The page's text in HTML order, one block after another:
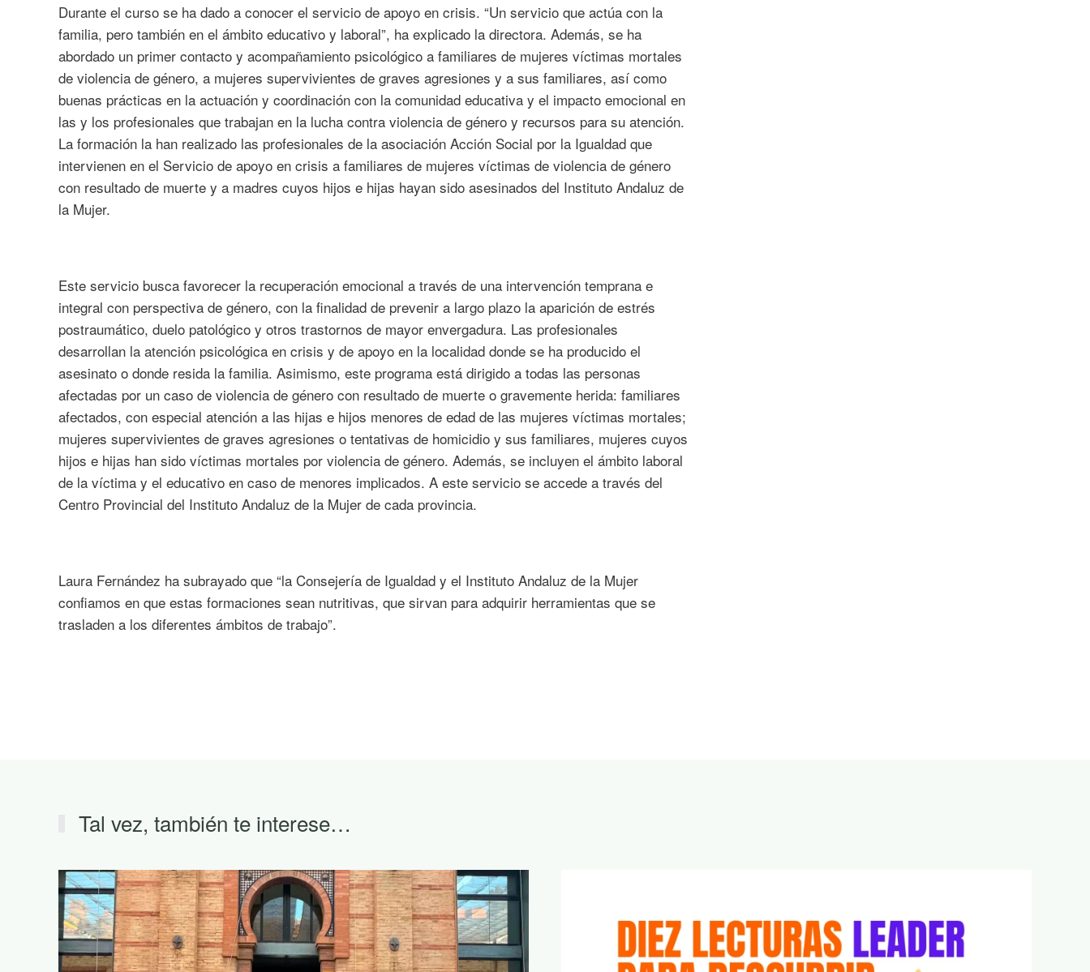
Durante el curso se ha dado a conocer el servicio de apoyo en crisis. “Un servicio que actúa con la
familia, pero también en el ámbito educativo y laboral”, ha explicado la directora. Además, se ha
abordado un primer contacto y acompañamiento psicológico a familiares de mujeres víctimas mortales
de violencia de género, a mujeres supervivientes de graves agresiones y a sus familiares, así como
buenas prácticas en la actuación y coordinación con la comunidad educativa y el impacto emocional en
las y los profesionales que trabajan en la lucha contra violencia de género y recursos para su atención.
La formación la han realizado las profesionales de la asociación Acción Social por la Igualdad que
intervienen en el Servicio de apoyo en crisis a familiares de mujeres víctimas de violencia de género
con resultado de muerte y a madres cuyos hijos e hijas hayan sido asesinados del Instituto Andaluz de
la Mujer.
Este servicio busca favorecer la recuperación emocional a través de una intervención temprana e
integral con perspectiva de género, con la finalidad de prevenir a largo plazo la aparición de estrés
postraumático, duelo patológico y otros trastornos de mayor envergadura. Las profesionales
desarrollan la atención psicológica en crisis y de apoyo en la localidad donde se ha producido el
asesinato o donde resida la familia. Asimismo, este programa está dirigido a todas las personas
afectadas por un caso de violencia de género con resultado de muerte o gravemente herida: familiares
afectados, con especial atención a las hijas e hijos menores de edad de las mujeres víctimas mortales;
mujeres supervivientes de graves agresiones o tentativas de homicidio y sus familiares, mujeres cuyos
hijos e hijas han sido víctimas mortales por violencia de género. Además, se incluyen el ámbito laboral
de la víctima y el educativo en caso de menores implicados. A este servicio se accede a través del
Centro Provincial del Instituto Andaluz de la Mujer de cada provincia.
Laura Fernández ha subrayado que “la Consejería de Igualdad y el Instituto Andaluz de la Mujer
confiamos en que estas formaciones sean nutritivas, que sirvan para adquirir herramientas que se
trasladen a los diferentes ámbitos de trabajo”.
Tal vez, también te interese…